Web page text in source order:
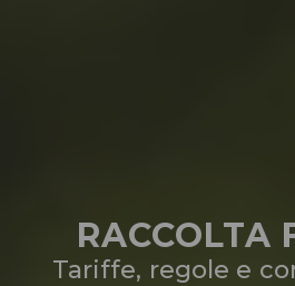
RACCOLTA
Tariffe, regole e